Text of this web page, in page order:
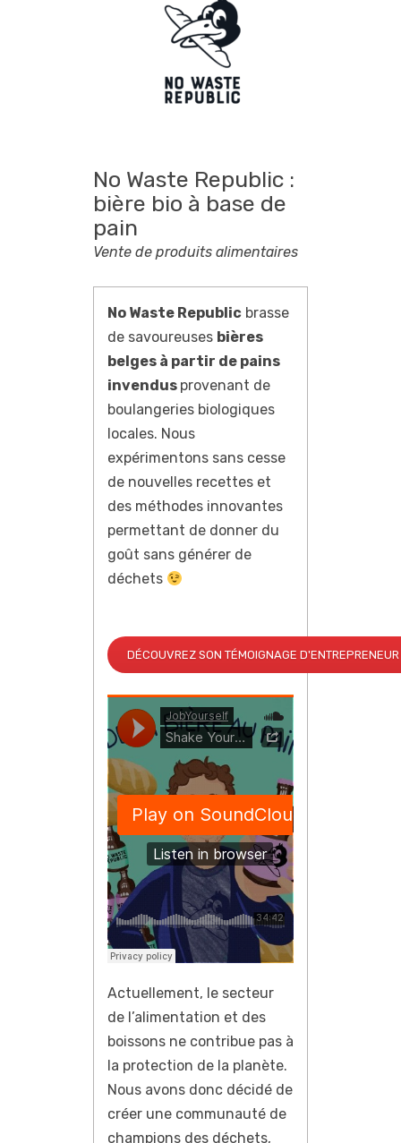
No Waste Republic :
bière bio à base de
pain
Vente de produits alimentaires
No Waste Republic brasse
de savoureuses bières
belges à partir de pains
invendus provenant de
boulangeries biologiques
locales. Nous
expérimentons sans cesse
de nouvelles recettes et
des méthodes innovantes
permettant de donner du
goût sans générer de
déchets
DÉCOUVREZ SON TÉMOIGNAGE D'ENTREPRENEUR
Actuellement, le secteur
de l’alimentation et des
boissons ne contribue pas à
la protection de la planète.
Nous avons donc décidé de
créer une communauté de
champions des déchets,